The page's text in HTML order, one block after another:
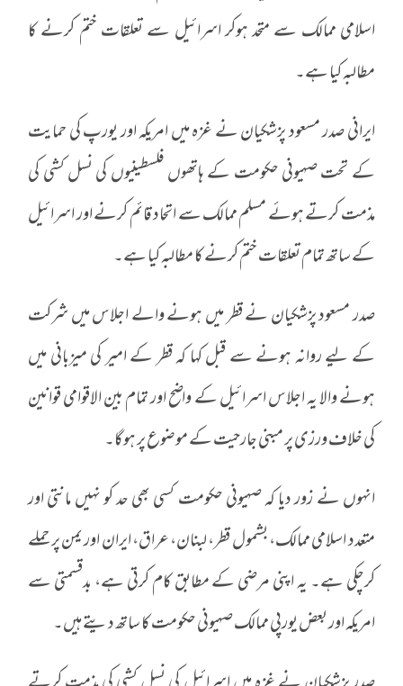
اسلامی ممالک سے متحد ہوکر اسرائیل سے تعلقات ختم کرنے کا
مطالبہ کیا ہے۔
ایرانی صدر مسعود پزشکیان نے غزہ میں امریکہ اور یورپ کی حمایت
کے تحت صہیونی حکومت کے ہاتھوں فلسطینیوں کی نسل کشی کی
مذمت کرتے ہوئے مسلم ممالک سے اتحاد قائم کرنے اور اسرائیل
کے ساتھ تمام تعلقات ختم کرنے کا مطالبہ کیا ہے۔
صدر مسعود پزشکیان نے قطر میں ہونے والے اجلاس میں شرکت
کے لیے روانہ ہونے سے قبل کہا کہ قطر کے امیر کی میزبانی میں
ہونے والا یہ اجلاس اسرائیل کے واضح اور تمام بین الاقوامی قوانین
کی خلاف ورزی پر مبنی جارحیت کے موضوع پر ہوگا۔
انہوں نے زور دیا کہ صہیونی حکومت کسی بھی حد کو نہیں مانتی اور
متعدد اسلامی ممالک، بشمول قطر، لبنان، عراق، ایران اور یمن پر حملے
کرچکی ہے۔ یہ اپنی مرضی کے مطابق کام کرتی ہے، بدقسمتی سے
امریکہ اور بعض یورپی ممالک صہیونی حکومت کا ساتھ دیتے ہیں۔